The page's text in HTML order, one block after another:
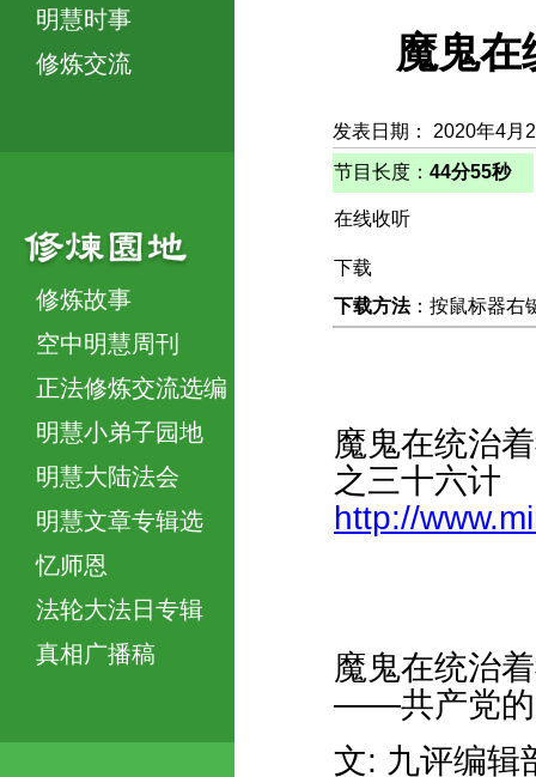
明慧时事
修炼交流
修炼故事
空中明慧周刊
正法修炼交流选编
明慧小弟子园地
明慧大陆法会
明慧文章专辑选
忆师恩
法轮大法日专辑
真相广播稿
魔鬼在
发表日期： 2020年4月
节目长度： 44分55秒
在线收听
下载
下载方法：按鼠标器右
魔鬼在统治
之三十六计
http://
魔鬼在统治
——共产党的
文: 九评编辑